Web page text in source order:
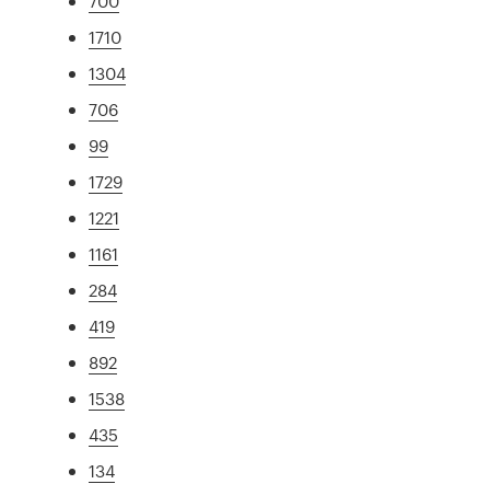
1710
1304
706
99
1729
1221
1161
284
419
892
1538
435
134